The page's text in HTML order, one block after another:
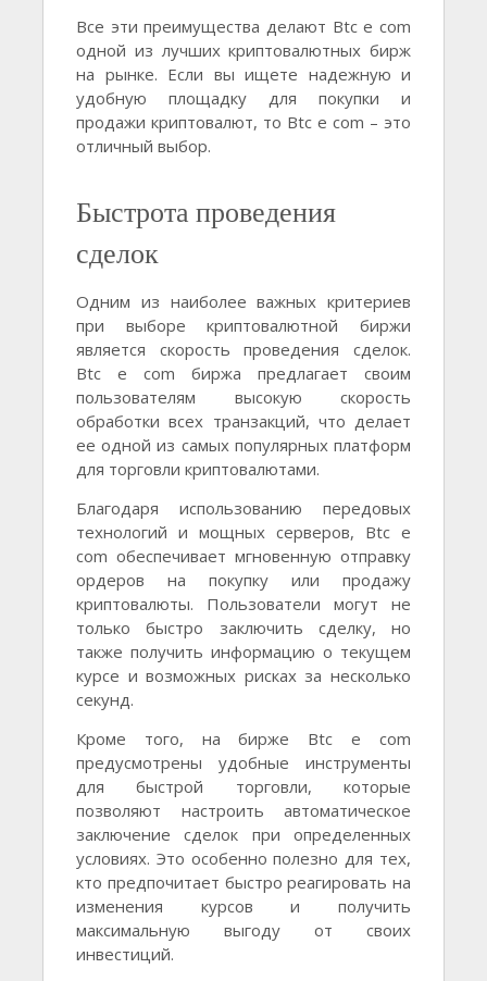
Все эти преимущества делают Btc e com
одной из лучших криптовалютных бирж
на рынке. Если вы ищете надежную и
удобную площадку для покупки и
продажи криптовалют, то Btc e com – это
отличный выбор.
Быстрота проведения
сделок
Одним из наиболее важных критериев
при выборе криптовалютной биржи
является скорость проведения сделок.
Btc e com биржа предлагает своим
пользователям высокую скорость
обработки всех транзакций, что делает
ее одной из самых популярных платформ
для торговли криптовалютами.
Благодаря использованию передовых
технологий и мощных серверов, Btc e
com обеспечивает мгновенную отправку
ордеров на покупку или продажу
криптовалюты. Пользователи могут не
только быстро заключить сделку, но
также получить информацию о текущем
курсе и возможных рисках за несколько
секунд.
Кроме того, на бирже Btc e com
предусмотрены удобные инструменты
для быстрой торговли, которые
позволяют настроить автоматическое
заключение сделок при определенных
условиях. Это особенно полезно для тех,
кто предпочитает быстро реагировать на
изменения курсов и получить
максимальную выгоду от своих
инвестиций.